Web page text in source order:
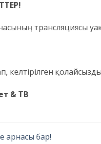
трансляциясы
келтірілген
& ТВ
арнасы бар!